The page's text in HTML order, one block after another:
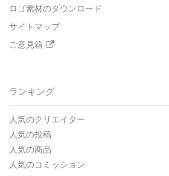
ロゴ素材のダウンロード
サイトマップ
ご意見箱
ランキング
人気のクリエイター
人気の投稿
人気の商品
人気のコミッション